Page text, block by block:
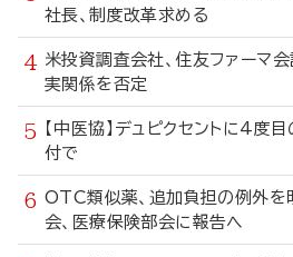
社長、制度改革求める
米投資調査会社、住友ファー
実関係を否定
【中医協】デュピクセントに4
付で
OTC類似薬、追加負担の例外
会、医療保険部会に報告へ